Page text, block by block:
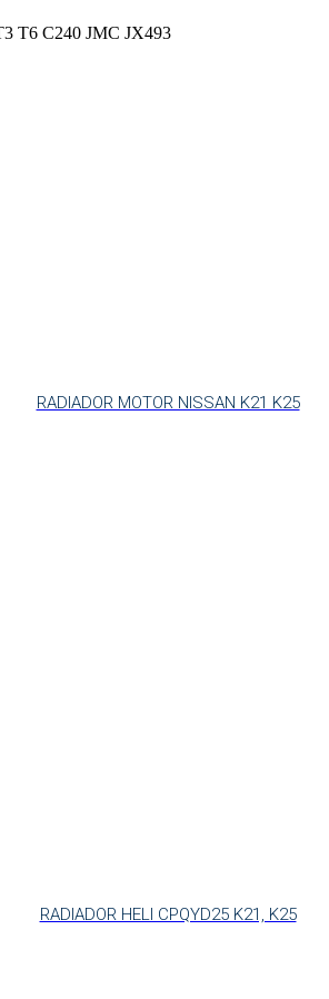
T6 C240 JMC JX493
RADIADOR MOTOR NISSAN K21 K25
RADIADOR HELI CPQYD25 K21, K25